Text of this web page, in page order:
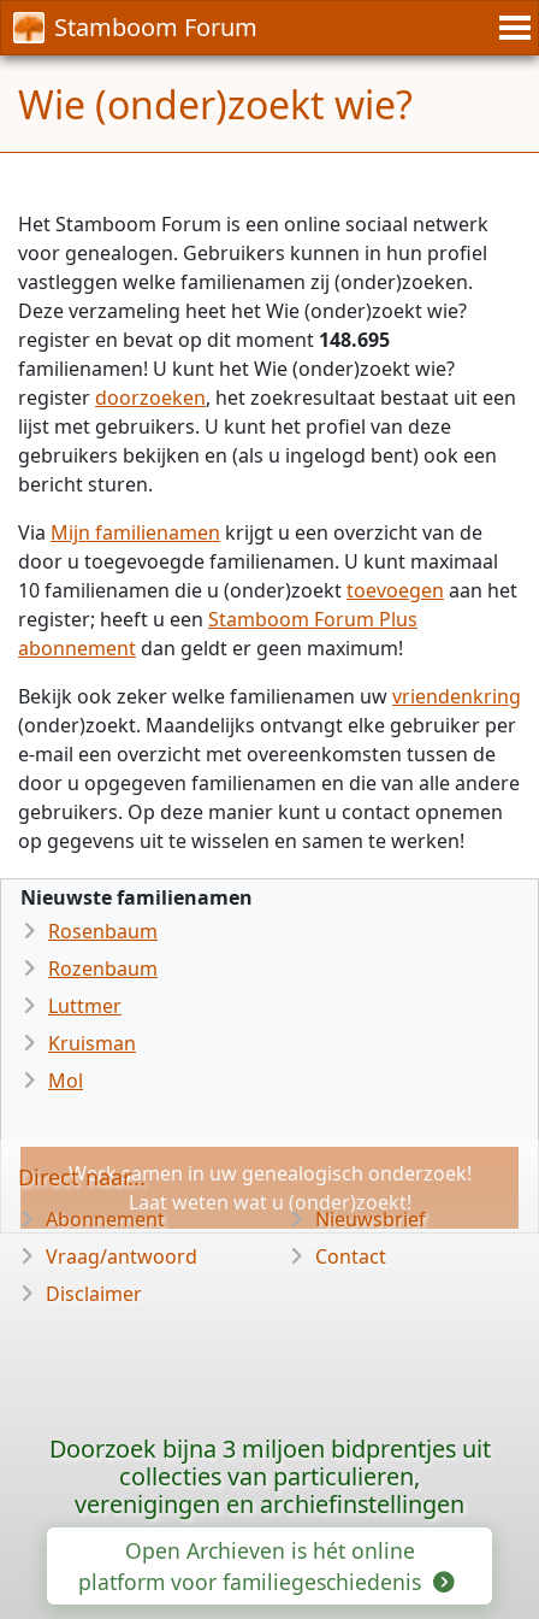
Stamboom Forum
Wie (onder)zoekt wie?
Het Stamboom Forum is een online sociaal netwerk
voor genealogen. Gebruikers kunnen in hun profiel
vastleggen welke familienamen zij (onder)zoeken.
Deze verzameling heet het Wie (onder)zoekt wie?
register en bevat op dit moment 148.695
familienamen! U kunt het Wie (onder)zoekt wie?
registerdoorzoeken, het zoekresultaat bestaat uit een
lijst met gebruikers. U kunt het profiel van deze
gebruikers bekijken en (als u ingelogd bent) ook een
bericht sturen.
Via Mijn familienamen krijgt u een overzicht van de
door u toegevoegde familienamen. U kunt maximaal
10 familienamen die u (onder)zoekttoevoegen aan het
register; heeft u een Stamboom Forum Plus
abonnementdan geldt er geen maximum!
Bekijk ook zeker welke familienamen uwvriendenkring
(onder)zoekt. Maandelijks ontvangt elke gebruiker per
e-mail een overzicht met overeenkomsten tussen de
door u opgegeven familienamen en die van alle andere
gebruikers. Op deze manier kunt u contact opnemen
op gegevens uit te wisselen en samen te werken!
Nieuwste familienamen
Rosenbaum
Rozenbaum
Luttmer
Kruisman
Mol
Werk samen in uw genealogisch onderzoek!
Laat weten wat u (onder)zoekt!
Direct naar...
Abonnement
Vraag/antwoord
Disclaimer
Nieuwsbrief
Contact
Doorzoek bijna 3 miljoen bidprentjes uit
collecties van particulieren,
verenigingen en archiefinstellingen
Open Archieven is hét online
platform voor familiegeschiedenis